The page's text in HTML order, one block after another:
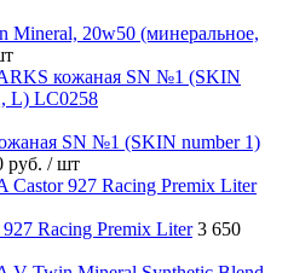
20w50 (минеральное,
SN №1 (SKIN number 1)
руб. / шт
Racing Premix Liter 3 650